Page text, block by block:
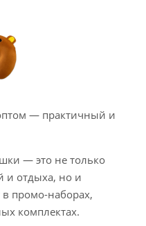
— практичный и
— это не только
и отдыха, но и
промо-наборах,
комплектах.